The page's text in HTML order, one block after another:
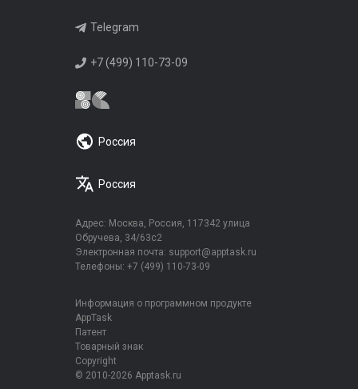
Telegram
+7 (499) 110-73-09
Россия
Россия
Адрес: Москва, Россия, 117342 улица
Обручева, 34/63с2
Электронная почта: support@apptask.ru
Телефоны: +7 (499) 110-73-09
Информация о программном продукте
AppTask
Патент
Товарный знак
Copyright
© 2010-2026 Apptask.ru